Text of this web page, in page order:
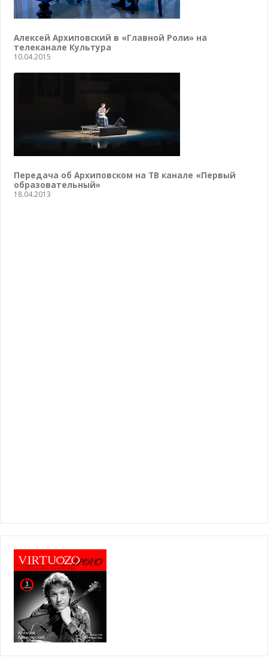
Алексей Архиповский в «Главной Роли» на
телеканале Культура
10.04.2015
Передача об Архиповском на ТВ канале «Первый
образовательный»
18.04.2013